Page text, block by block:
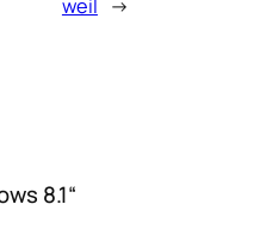
weil →
8.1“